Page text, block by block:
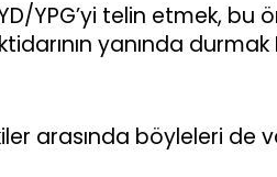
YPG’yi telin etmek, bu
yanında durmak
arasında böyleleri de